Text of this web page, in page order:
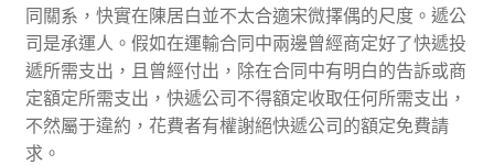
同關系，快實在陳居白並不太合適宋微擇偶的尺度。遞公
司是承運人。假如在運輸合同中兩邊曾經商定好了快遞投
遞所需支出，且曾經付出，除在合同中有明白的告訴或商
定額定所需支出，快遞公司不得額定收取任何所需支出，
不然屬于違約，花費者有權謝絕快遞公司的額定免費請
求。